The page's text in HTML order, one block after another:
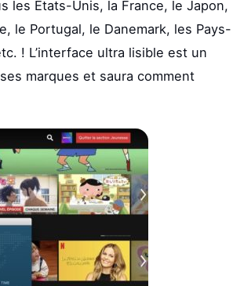
les Etats-Unis, la France, le Japon,
le Portugal, le Danemark, les Pays-
! L’interface ultra lisible est un
marques et saura comment